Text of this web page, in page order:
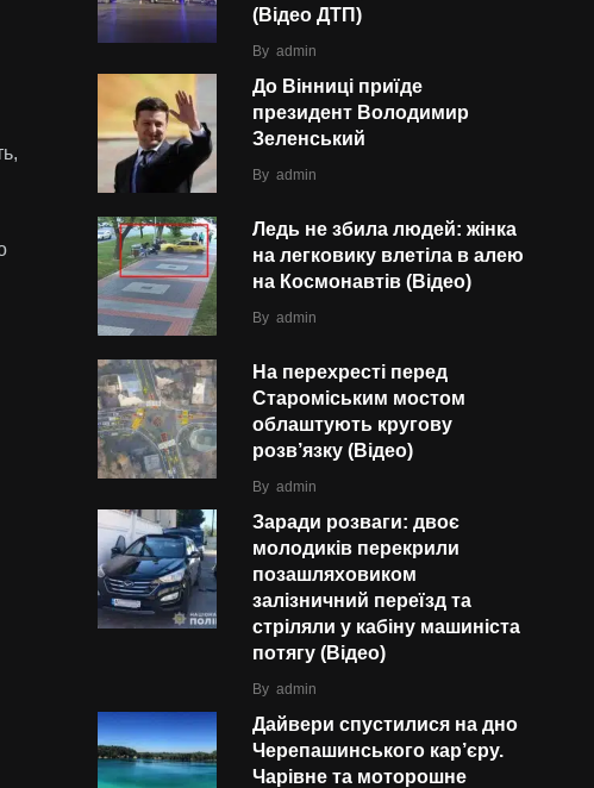
(Відео ДТП)
By admin
До Вінниці приїде
президент Володимир
Зеленський
By admin
Ледь не збила людей: жінка
на легковику влетіла в алею
на Космонавтів (Відео)
By admin
На перехресті перед
Староміським мостом
облаштують кругову
розв’язку (Відео)
By admin
Заради розваги: двоє
молодиків перекрили
позашляховиком
залізничний переїзд та
стріляли у кабіну машиніста
потягу (Відео)
By admin
Дайвери спустилися на дно
Черепашинського кар’єру.
Чарівне та моторошне